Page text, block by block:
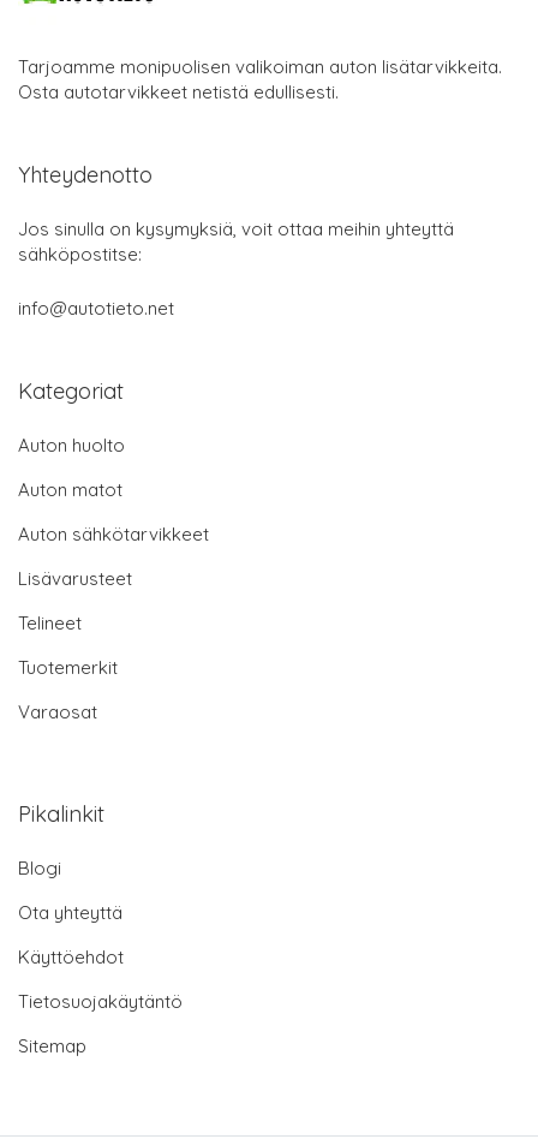
Tarjoamme monipuolisen valikoiman auton lisätarvikkeita.
Osta autotarvikkeet netistä edullisesti.
Yhteydenotto
Jos sinulla on kysymyksiä, voit ottaa meihin yhteyttä
sähköpostitse:
info@autotieto.net
Kategoriat
Auton huolto
Auton matot
Auton sähkötarvikkeet
Lisävarusteet
Telineet
Tuotemerkit
Varaosat
Pikalinkit
Blogi
Ota yhteyttä
Käyttöehdot
Tietosuojakäytäntö
Sitemap